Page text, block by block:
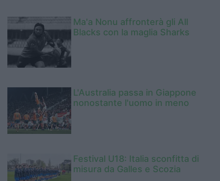
Ma'a Nonu affronterà gli All
Blacks con la maglia Sharks
L'Australia passa in Giappone
nonostante l'uomo in meno
Festival U18: Italia sconfitta di
misura da Galles e Scozia